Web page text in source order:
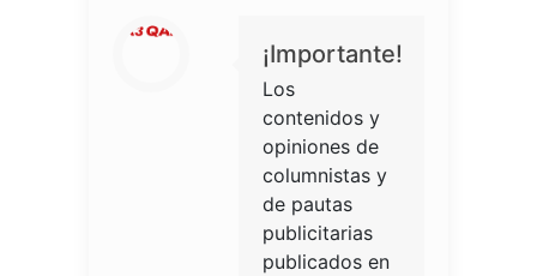
¡Importante!
Los
contenidos y
opiniones de
columnistas y
de pautas
publicitarias
publicados en